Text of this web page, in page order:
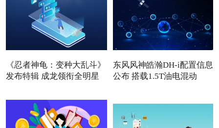
《忍者神龟：变种大乱斗》
发布特辑 成龙领衔全明星
东风风神皓瀚DH-i配置信息
公布 搭载1.5T油电混动